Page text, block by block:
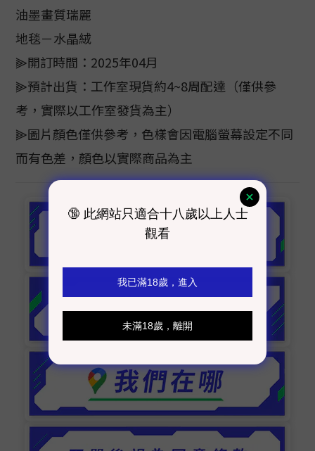
油墨畫質瑞麗
地毯－水晶絨
⫸開訂時間：2025年04月
⫸預計出貨：工作室現貨約4~8周配達（僅供參
考，實際以工作室發貨為主）
⫸圖片顏色僅供參考，色樣會因電腦螢幕設定不同
而有色差，顏色以實際商品為主